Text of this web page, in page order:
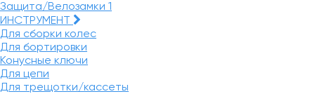
Защита/Велозамки 1
ИНСТРУМЕНТ
Для сборки колес
Для бортировки
Конусные ключи
Для цепи
Для трещотки/кассеты